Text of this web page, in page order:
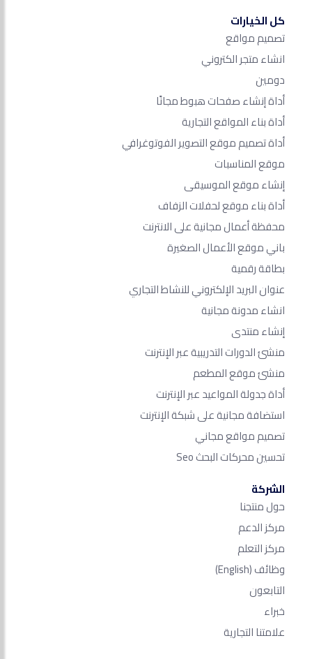
كل الخيارات
تصميم مواقع
انشاء متجر الكتروني
دومين
أداة إنشاء صفحات هبوط مجانًا
أداة بناء المواقع التجارية
أداة تصميم موقع التصوير الفوتوغرافي
موقع المناسبات
إنشاء موقع الموسيقى
أداة بناء موقع لحفلات الزفاف
محفظة أعمال مجانية على الانترنت
باني موقع الأعمال الصغيرة
بطاقة رقمية
عنوان البريد الإلكتروني للنشاط التجاري
انشاء مدونة مجانية
إنشاء منتدى
منشئ الدورات التدريبية عبر الإنترنت
منشئ موقع المطعم
أداة جدولة المواعيد عبر الإنترنت
استضافة مجانية على شبكة الإنترنت
تصميم مواقع مجاني
تحسين محركات البحث Seo​
الشركة
حول منتجنا
مركز الدعم
مركز التعلم
وظائف(English)
التابعون
خبراء
علامتنا التجارية